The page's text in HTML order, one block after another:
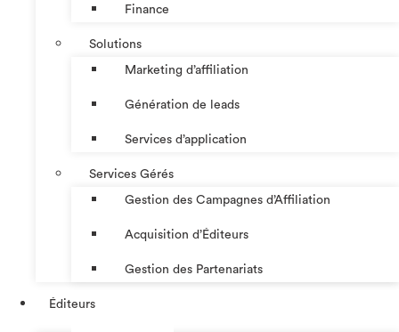
Finance
Solutions
Marketing d’affiliation
Génération de leads
Services d’application
Services Gérés
Gestion des Campagnes d’Affiliation​
Acquisition d’Éditeurs
Gestion des Partenariats
Éditeurs